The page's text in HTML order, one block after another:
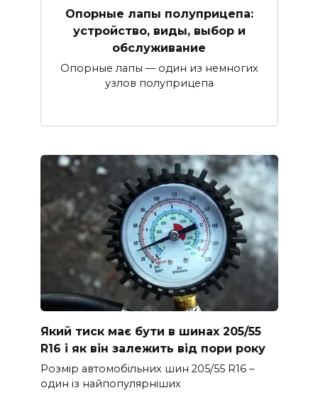
Опорные лапы полуприцепа:
устройство, виды, выбор и
обслуживание
Опорные лапы — один из немногих
узлов полуприцепа
Який тиск має бути в шинах 205/55
R16 і як він залежить від пори року
Розмір автомобільних шин 205/55 R16 –
один із найпопулярніших